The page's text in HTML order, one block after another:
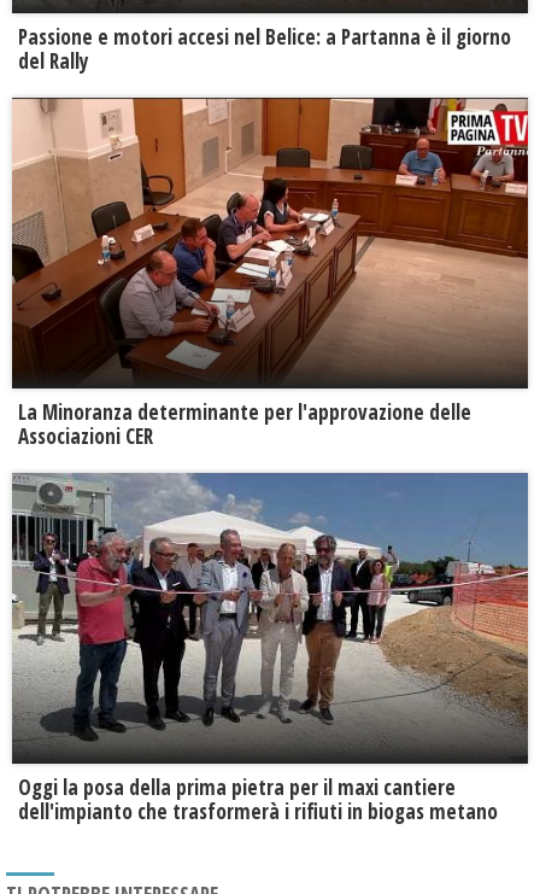
Passione e motori accesi nel Belice: a Partanna è il giorno
del Rally
La Minoranza determinante per l'approvazione delle
Associazioni CER
Oggi la posa della prima pietra per il maxi cantiere
dell'impianto che trasformerà i rifiuti in biogas metano